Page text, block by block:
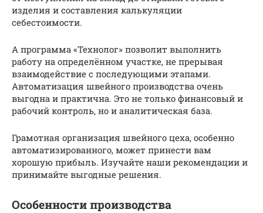
изделия и составления калькуляции
себестоимости.
А программа «Технолог» позволит выполнить
работу на определённом участке, не прерывая
взаимодействие с последующими этапами.
Автоматизация швейного производства очень
выгодна и практична. Это не только финансовый и
рабочий контроль, но и аналитическая база.
Грамотная организация швейного цеха, особенно
автоматизированного, может принести вам
хорошую прибыль. Изучайте наши рекомендации и
принимайте выгодные решения.
Особенности производства